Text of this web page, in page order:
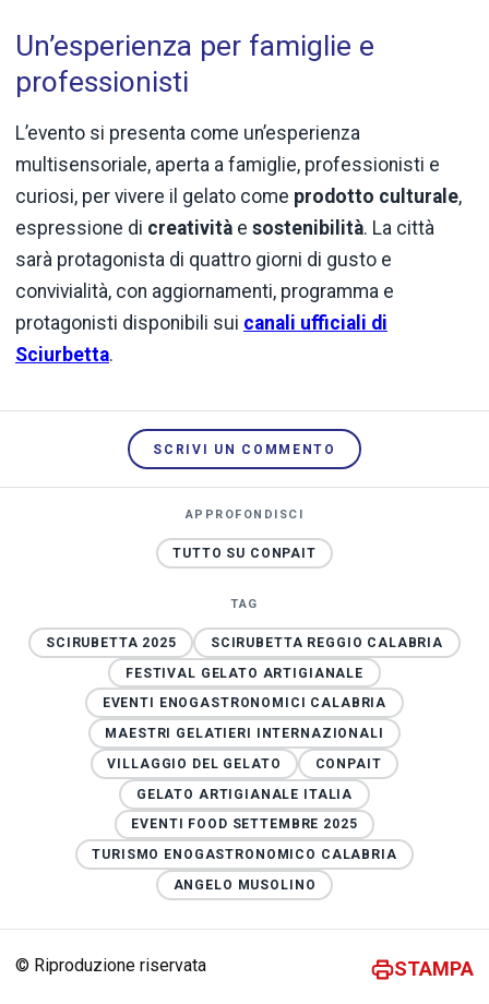
Un’esperienza per famiglie e
professionisti
L’evento si presenta come un’esperienza
multisensoriale, aperta a famiglie, professionisti e
curiosi, per vivere il gelato come prodotto culturale,
espressione di creatività e sostenibilità. La città
sarà protagonista di quattro giorni di gusto e
convivialità, con aggiornamenti, programma e
protagonisti disponibili sui canali ufficiali di
Sciurbetta.
SCRIVI UN COMMENTO
APPROFONDISCI
TUTTO SU CONPAIT
TAG
SCIRUBETTA 2025
SCIRUBETTA REGGIO CALABRIA
FESTIVAL GELATO ARTIGIANALE
EVENTI ENOGASTRONOMICI CALABRIA
MAESTRI GELATIERI INTERNAZIONALI
VILLAGGIO DEL GELATO
CONPAIT
GELATO ARTIGIANALE ITALIA
EVENTI FOOD SETTEMBRE 2025
TURISMO ENOGASTRONOMICO CALABRIA
ANGELO MUSOLINO
© Riproduzione riservata STAMPA